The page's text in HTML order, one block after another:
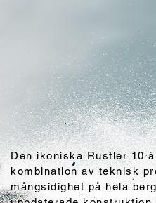
Den ikoniska Rustler 10
kombination av teknisk
mångsidighet på hela